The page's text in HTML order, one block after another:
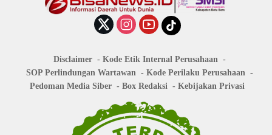
Disclaimer
Kode Etik Internal Perusahaan
SOP Perlindungan Wartawan
Kode Perilaku Perusahaan
Pedoman Media Siber
Box Redaksi Kebijakan Privasi